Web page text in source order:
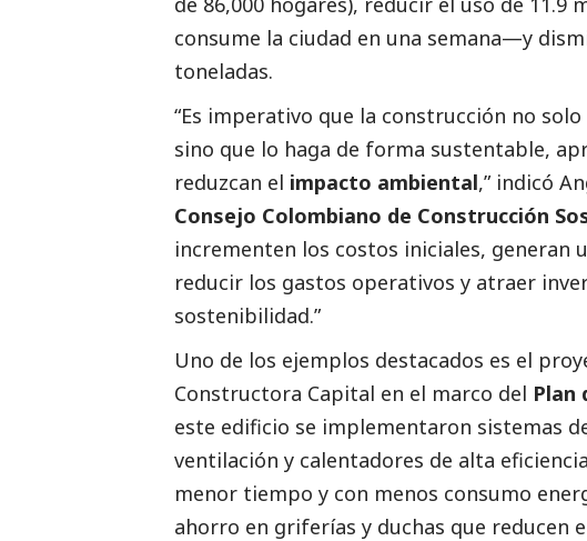
consume la ciudad en una semana—y
toneladas.
“Es imperativo que la construcción no
sino que lo haga de forma sustentable,
reduzcan el impacto ambiental,” indicó
Consejo Colombiano de Construcción
incrementen los costos iniciales, generan
reducir los gastos operativos y atraer
sostenibilidad.”
Uno de los ejemplos destacados es el
Constructora Capital en el marco del Plan
este edificio se implementaron sistemas
ventilación y calentadores de alta
menor tiempo y con menos consumo
ahorro en griferías y duchas que reducen